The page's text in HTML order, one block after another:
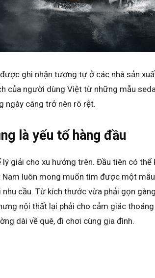
ghi nhận tương tự ở các nhà sản
của người dùng Việt từ những mẫu
ngày càng trở nên rõ rệt.
là yếu tố hàng đầu
lý giải cho xu hướng trên. Đầu tiên có
luôn mong muốn tìm được một
cầu. Từ kích thước vừa phải gọn
nội thất lại phải cho cảm giác
dài về quê, đi chơi cùng gia đình.